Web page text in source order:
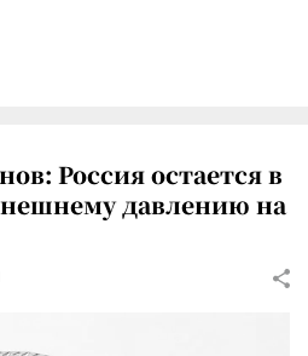
Россия остается в
давлению на